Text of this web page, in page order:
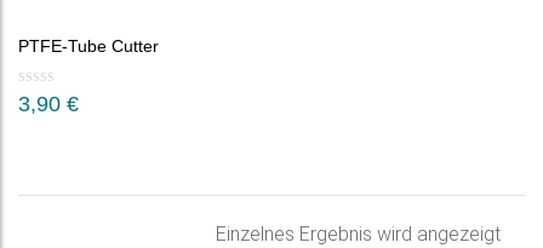
PTFE-Tube Cutter
3,90 €
Einzelnes Ergebnis wird angezeigt